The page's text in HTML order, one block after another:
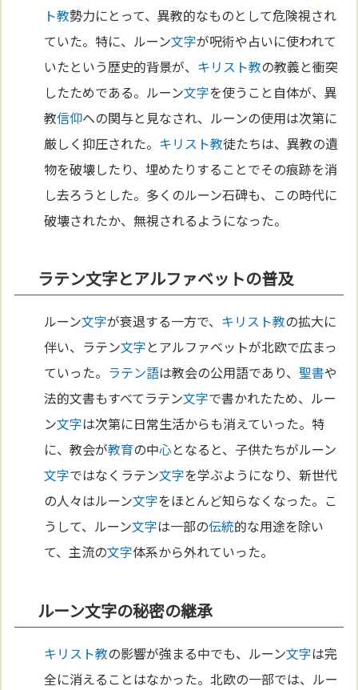
ト教勢力にとって、異教的なものとして危険視され
ていた。特に、ルーン文字が呪術や占いに使われて
いたという歴史的背景が、 キリスト教の教義と衝突
したためである。ルーン文字を使うこと自体が、異
教信仰への関与と見なされ、ルーンの使用は次第に
厳しく抑圧された。 キリスト教徒たちは、異教の遺
物を破壊したり、埋めたりすることでその痕跡を消
し去ろうとした。多くのルーン石碑も、この時代に
破壊されたか、無視されるようになった。
ラテン文字とアルファベットの普及
ルーン文字が衰退する一方で、 キリスト教の拡大に
伴い、ラテン文字とアルファベットが北欧で広まっ
ていった。 ラテン語は教会の公用語であり、聖書や
法的文書もすべてラテン文字で書かれたため、ルー
ン文字は次第に日常生活からも消えていった。特
に、教会が教育の中心となると、子供たちがルーン
文字ではなくラテン文字を学ぶようになり、新世代
の人々はルーン文字をほとんど知らなくなった。こ
うして、ルーン文字は一部の伝統的な用途を除い
て、主流の文字体系から外れていった。
ルーン文字の秘密の継承
キリスト教の影響が強まる中でも、ルーン文字は完
全に消えることはなかった。北欧の一部では、ルー